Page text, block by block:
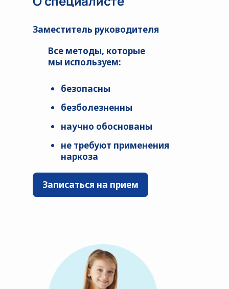
Заместитель руководителя
Все методы, которые
мы используем:
безопасны
безболезненны
научно обоснованы
не требуют применения
наркоза
Записаться на прием